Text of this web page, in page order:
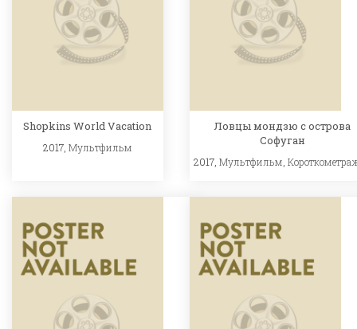
Shopkins World Vacation
2017, Мультфильм
Ловцы мондзю с острова
Софуган
2017,Мультфильм ,